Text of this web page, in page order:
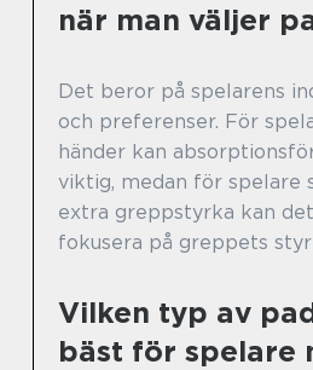
när man väljer
Det beror på spelarens
och preferenser. För
händer kan
viktig, medan för spelare
extra greppstyrka kan
fokusera på greppets
Vilken typ av
bäst för spelare